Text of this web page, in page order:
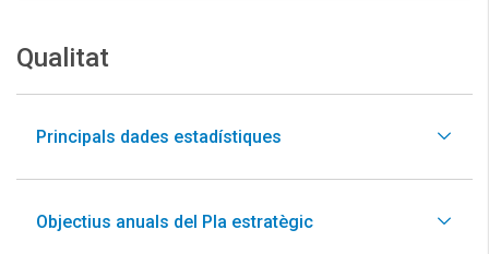
Qualitat
Principals dades estadístiques
Objectius anuals del Pla estratègic